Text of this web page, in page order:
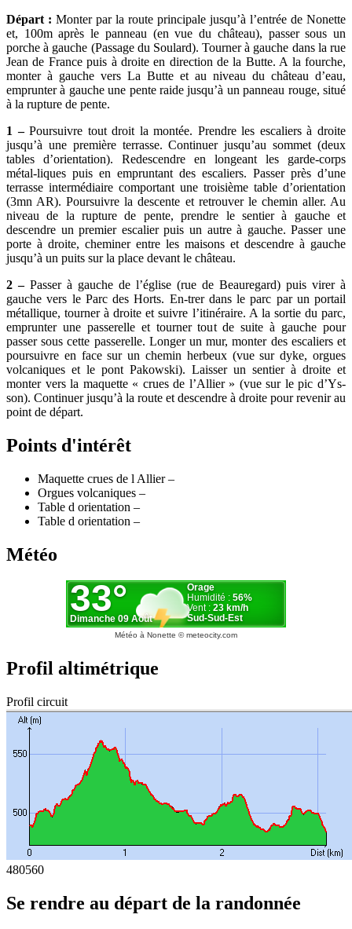
Départ : Monter par la route principale jusqu’à l’entrée de Nonette
et, 100m après le panneau (en vue du château), passer sous un
porche à gauche (Passage du Soulard). Tourner à gauche dans la rue
Jean de France puis à droite en direction de la Butte. A la fourche,
monter à gauche vers La Butte et au niveau du château d’eau,
emprunter à gauche une pente raide jusqu’à un panneau rouge, situé
à la rupture de pente.
1 –Poursuivre tout droit la montée. Prendre les escaliers à droite
jusqu’à une première terrasse. Continuer jusqu’au sommet (deux
tables d’orientation). Redescendre en longeant les garde-corps
métal-liques puis en empruntant des escaliers. Passer près d’une
terrasse intermédiaire comportant une troisième table d’orientation
(3mn AR). Poursuivre la descente et retrouver le chemin aller. Au
niveau de la rupture de pente, prendre le sentier à gauche et
descendre un premier escalier puis un autre à gauche. Passer une
porte à droite, cheminer entre les maisons et descendre à gauche
jusqu’à un puits sur la place devant le château.
2 –Passer à gauche de l’église (rue de Beauregard) puis virer à
gauche vers le Parc des Horts. En-trer dans le parc par un portail
métallique, tourner à droite et suivre l’itinéraire. A la sortie du parc,
emprunter une passerelle et tourner tout de suite à gauche pour
passer sous cette passerelle. Longer un mur, monter des escaliers et
poursuivre en face sur un chemin herbeux (vue sur dyke, orgues
volcaniques et le pont Pakowski). Laisser un sentier à droite et
monter vers la maquette « crues de l’Allier » (vue sur le pic d’Ys-
son). Continuer jusqu’à la route et descendre à droite pour revenir au
point de départ.
Points d'intérêt
Maquette crues de l Allier –
Orgues volcaniques –
Table d orientation –
Table d orientation –
Météo
Météo à Nonette © meteocity.com
Profil altimétrique
Profil circuit
480560
Se rendre au départ de la randonnée